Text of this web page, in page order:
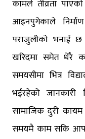
कामले तीव्रता
आइनपुगेकाले
पराजुलीको भनाई
खरिदमा समेत धेरै
समयसीमा भित्र
भईरहेको
सामाजिक दुरी
समयमै काम सकि